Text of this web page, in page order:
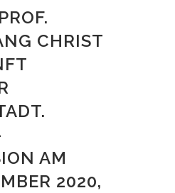
PROF.
CHRIST
AM
2020,